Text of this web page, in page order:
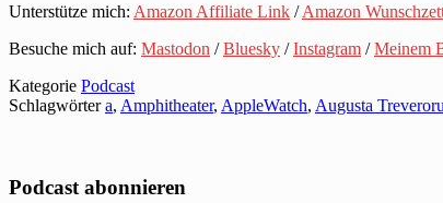
Unterstütze mich: Amazon Affiliate Link /Amazon
Besuche mich auf: Mastodon /Bluesky /Instagram /Meinem
Kategorie Podcast
Schlagwörtera, Amphitheater, AppleWatch, Augusta
Podcast abonnieren